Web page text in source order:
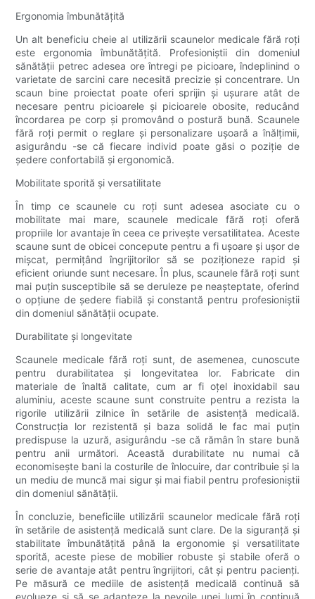
Ergonomia îmbunătățită
Un alt beneficiu cheie al utilizării scaunelor medicale fără roți
este ergonomia îmbunătățită. Profesioniștii din domeniul
sănătății petrec adesea ore întregi pe picioare, îndeplinind o
varietate de sarcini care necesită precizie și concentrare. Un
scaun bine proiectat poate oferi sprijin și ușurare atât de
necesare pentru picioarele și picioarele obosite, reducând
încordarea pe corp și promovând o postură bună. Scaunele
fără roți permit o reglare și personalizare ușoară a înălțimii,
asigurându -se că fiecare individ poate găsi o poziție de
ședere confortabilă și ergonomică.
Mobilitate sporită și versatilitate
În timp ce scaunele cu roți sunt adesea asociate cu o
mobilitate mai mare, scaunele medicale fără roți oferă
propriile lor avantaje în ceea ce privește versatilitatea. Aceste
scaune sunt de obicei concepute pentru a fi ușoare și ușor de
mișcat, permițând îngrijitorilor să se poziționeze rapid și
eficient oriunde sunt necesare. În plus, scaunele fără roți sunt
mai puțin susceptibile să se deruleze pe neașteptate, oferind
o opțiune de ședere fiabilă și constantă pentru profesioniștii
din domeniul sănătății ocupate.
Durabilitate și longevitate
Scaunele medicale fără roți sunt, de asemenea, cunoscute
pentru durabilitatea și longevitatea lor. Fabricate din
materiale de înaltă calitate, cum ar fi oțel inoxidabil sau
aluminiu, aceste scaune sunt construite pentru a rezista la
rigorile utilizării zilnice în setările de asistență medicală.
Construcția lor rezistentă și baza solidă le fac mai puțin
predispuse la uzură, asigurându -se că rămân în stare bună
pentru anii următori. Această durabilitate nu numai că
economisește bani la costurile de înlocuire, dar contribuie și la
un mediu de muncă mai sigur și mai fiabil pentru profesioniștii
din domeniul sănătății.
În concluzie, beneficiile utilizării scaunelor medicale fără roți
în setările de asistență medicală sunt clare. De la siguranță și
stabilitate îmbunătățită până la ergonomie și versatilitate
sporită, aceste piese de mobilier robuste și stabile oferă o
serie de avantaje atât pentru îngrijitori, cât și pentru pacienți.
Pe măsură ce mediile de asistență medicală continuă să